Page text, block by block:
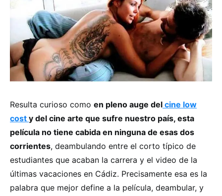
Resulta curioso como en pleno auge del cine low
cost y del cine arte que sufre nuestro país, esta
película no tiene cabida en ninguna de esas dos
corrientes, deambulando entre el corto típico de
estudiantes que acaban la carrera y el video de la
últimas vacaciones en Cádiz. Precisamente esa es la
palabra que mejor define a la película, deambular, y